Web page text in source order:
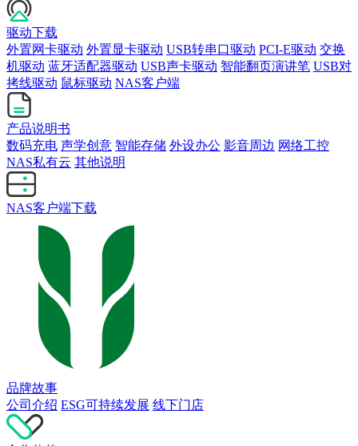
驱动下载
外置网卡驱动 外置显卡驱动 USB转串口驱动 PCI-E驱动 交换
机驱动 蓝牙适配器驱动 USB声卡驱动 智能翻页演讲笔 USB对
拷线驱动 鼠标驱动 NAS客户端
产品说明书
数码充电 声学创意 智能存储 外设办公 影音周边 网络工控
NAS私有云 其他说明
NAS客户端下载
品牌故事
公司介绍 ESG可持续发展 线下门店